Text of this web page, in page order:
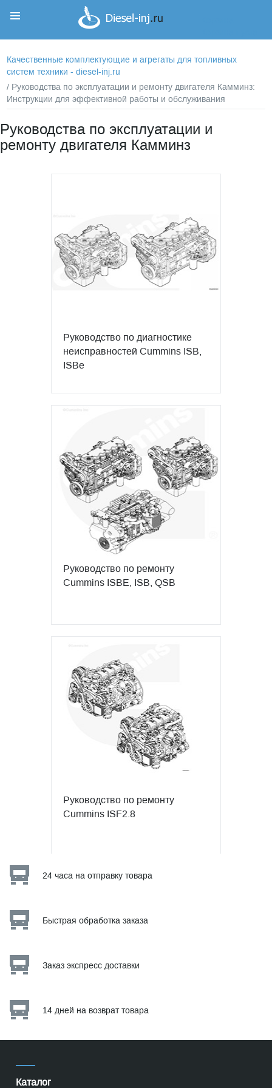
Качественные комплектующие и агрегаты для топливных
систем техники - diesel-inj.ru
/ Руководства по эксплуатации и ремонту двигателя Камминз:
Инструкции для эффективной работы и обслуживания
Руководства по эксплуатации и
ремонту двигателя Камминз
Руководство по диагностике
неисправностей Cummins ISB,
ISBe
Руководство по ремонту
Cummins ISBE, ISB, QSB
Руководство по ремонту
Cummins ISF2.8
24 часа на отправку товара
Быстрая обработка заказа
Заказ экспресс доставки
14 дней на возврат товара
Каталог